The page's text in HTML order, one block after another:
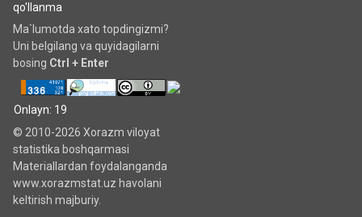
qo'llanma
Ma`lumotda xato topdingizmi?
Uni belgilang va quyidagilarni
bosing Ctrl + Enter
Onlayn: 19
© 2010-2026 Xorazm viloyat
statistika boshqarmasi
Materiallardan foydalanganda
www.xorazmstat.uz havolani
keltirish majburiy.